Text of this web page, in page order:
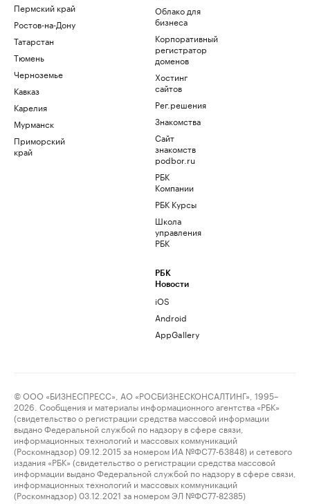
Пермский край
Ростов-на-Дону
Татарстан
Тюмень
Черноземье
Кавказ
Карелия
Мурманск
Приморский
край
Облако для
бизнеса
Корпоративный
регистратор
доменов
Хостинг
сайтов
Рег.решения
Знакомства
Сайт
знакомств
podbor.ru
РБК
Компании
РБК Курсы
Школа
управления
РБК
РБК
Новости
iOS
Android
AppGallery
© ООО «БИЗНЕСПРЕСС», АО «РОСБИЗНЕСКОНСАЛТИНГ», 1995–
2026. Сообщения и материалы информационного агентства «РБК»
(свидетельство о регистрации средства массовой информации
выдано Федеральной службой по надзору в сфере связи,
информационных технологий и массовых коммуникаций
(Роскомнадзор) 09.12.2015 за номером ИА №ФС77-63848) и сетевого
издания «РБК» (свидетельство о регистрации средства массовой
информации выдано Федеральной службой по надзору в сфере связи,
информационных технологий и массовых коммуникаций
(Роскомнадзор) 03.12.2021 за номером ЭЛ №ФС77-82385)